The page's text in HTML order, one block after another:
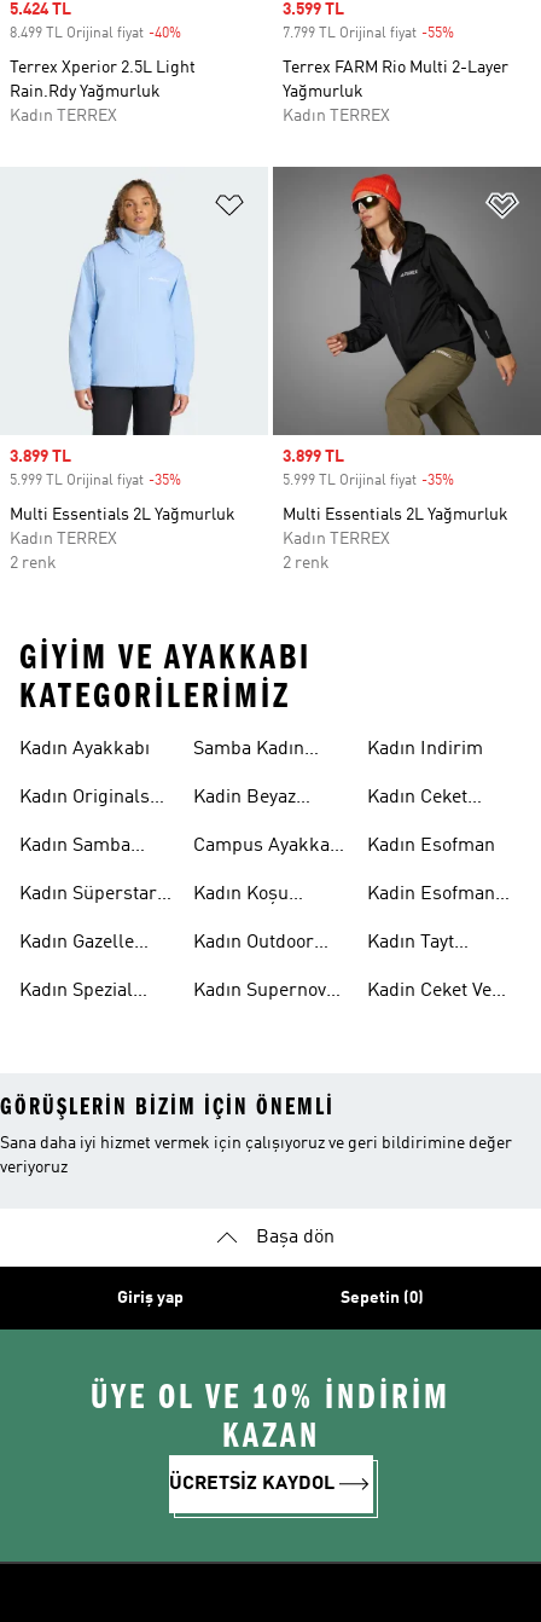
Sale price
5.424 TL
8.499 TL Orijinal fiyat -40%
Terrex Xperior 2.5L Light
Rain.Rdy Yağmurluk
Kadın TERREX
Sale price
3.599 TL
7.799 TL Orijinal fiyat -55%
Terrex FARM Rio Multi 2-Layer
Yağmurluk
Kadın TERREX
Favori Listesine Ekle
Sale price
3.899 TL
5.999 TL Orijinal fiyat -35%
Multi Essentials 2L Yağmurluk
Kadın TERREX
2 renk
Sale price
3.899 TL
5.999 TL Orijinal fiyat -35%
Multi Essentials 2L Yağmurluk
Kadın TERREX
2 renk
GIYIM VE AYAKKABI
KATEGORILERIMIZ
Kadın Ayakkabı
Kadın Originals
Kadın Samba
Kadın Süperstar
Kadın Gazelle
Kadın Spezial
Samba Kadın
Kadin Beyaz
Campus Ayakkabı
Kadın Koşu
Kadın Outdoor
Kadın Supernova
Kadın Indirim
Kadın Ceket
Kadın Esofman
Kadin Esofman
Kadın Tayt
Kadin Ceket Ve
GÖRÜŞLERIN BIZIM IÇIN ÖNEMLI
Sana daha iyi hizmet vermek için çalışıyoruz ve geri bildirimine değer
veriyoruz
Başa dön
Giriş yap Sepetin (0)
ÜYE OL VE 10% İNDİRİM
KAZAN
ÜCRETSİZ KAYDOL